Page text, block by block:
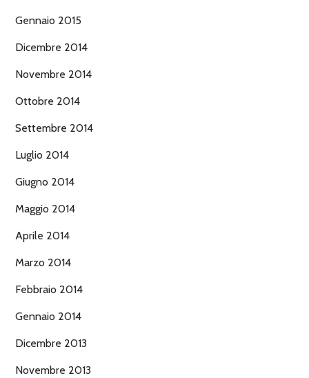
Gennaio 2015
Dicembre 2014
Novembre 2014
Ottobre 2014
Settembre 2014
Luglio 2014
Giugno 2014
Maggio 2014
Aprile 2014
Marzo 2014
Febbraio 2014
Gennaio 2014
Dicembre 2013
Novembre 2013